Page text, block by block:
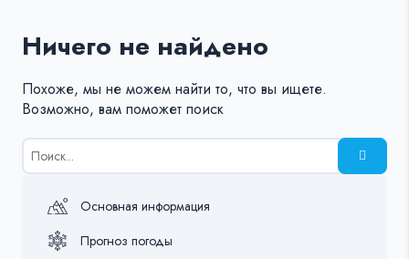
Ничего не найдено
Похоже, мы не можем найти то, что вы ищете.
Возможно, вам поможет поиск
Результаты
поиска
Основная информация
Прогноз погоды